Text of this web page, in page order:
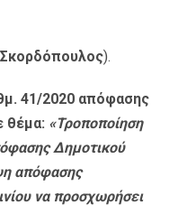
).
41/2020 απόφασης
θέμα: «Τροποποίηση
Δημοτικού
απόφασης
να προσχωρήσει